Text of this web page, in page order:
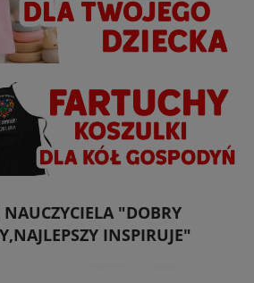
"DOBRY
INSPIRUJE"